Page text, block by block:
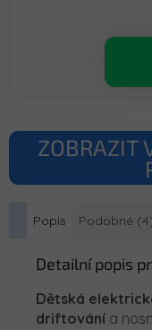
ZOBRAZIT
Popis Podobné
Detailní popis
Dětská
driftování a